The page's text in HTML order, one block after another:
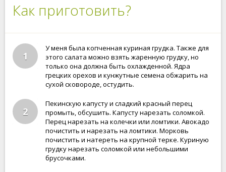
Как приготовить?
1
У меня была копченная куриная грудка. Также для
этого салата можно взять жаренную грудку, но
только она должна быть охлажденной. Ядра
грецких орехов и кунжутные семена обжарить на
сухой сковороде, остудить.
2
Пекинскую капусту и сладкий красный перец
промыть, обсушить. Капусту нарезать соломкой.
Перец нарезать на колечки или ломтики. Авокадо
почистить и нарезать на ломтики. Морковь
почистить и натереть на крупной терке. Куриную
грудку нарезать соломкой или небольшими
брусочками.